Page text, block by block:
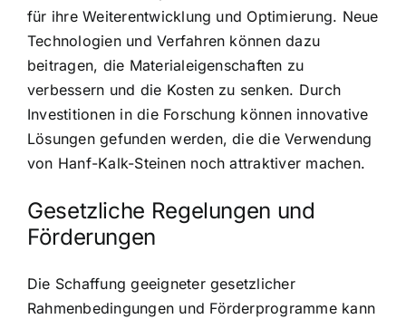
für ihre Weiterentwicklung und Optimierung. Neue
Technologien und Verfahren können dazu
beitragen, die Materialeigenschaften zu
verbessern und die Kosten zu senken. Durch
Investitionen in die Forschung können innovative
Lösungen gefunden werden, die die Verwendung
von Hanf-Kalk-Steinen noch attraktiver machen.
Gesetzliche Regelungen und
Förderungen
Die Schaffung geeigneter gesetzlicher
Rahmenbedingungen und Förderprogramme kann